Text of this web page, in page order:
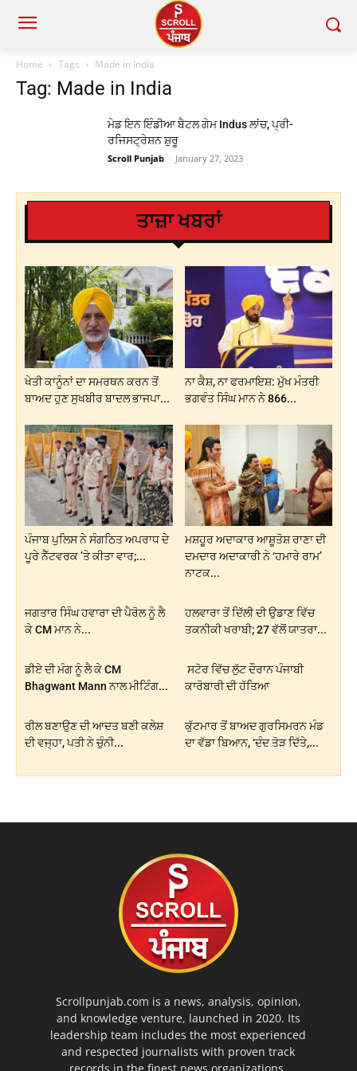
Home Tags Made in India
Tag: Made in India
ਮੇਡ ਇਨ ਇੰਡੀਆ ਬੈਟਲ ਗੇਮ Indus ਲਾਂਚ, ਪ੍ਰੀ-
ਰਜਿਸਟ੍ਰੇਸ਼ਨ ਸ਼ੁਰੂ
Scroll Punjab - January 27, 2023
ਤਾਜ਼ਾ ਖਬਰਾਂ
ਖੇਤੀ ਕਾਨੂੰਨਾਂ ਦਾ ਸਮਰਥਨ ਕਰਨ ਤੋਂ
ਬਾਅਦ ਹੁਣ ਸੁਖਬੀਰ ਬਾਦਲ ਭਾਜਪਾ...
ਨਾ ਕੈਸ਼, ਨਾ ਫਰਮਾਇਸ਼: ਮੁੱਖ ਮੰਤਰੀ
ਭਗਵੰਤ ਸਿੰਘ ਮਾਨ ਨੇ 866...
ਪੰਜਾਬ ਪੁਲਿਸ ਨੇ ਸੰਗਠਿਤ ਅਪਰਾਧ ਦੇ
ਪੂਰੇ ਨੈੱਟਵਰਕ ’ਤੇ ਕੀਤਾ ਵਾਰ;...
ਮਸ਼ਹੂਰ ਅਦਾਕਾਰ ਆਸ਼ੂਤੋਸ਼ ਰਾਣਾ ਦੀ
ਦਮਦਾਰ ਅਦਾਕਾਰੀ ਨੇ ‘ਹਮਾਰੇ ਰਾਮ’
ਨਾਟਕ...
ਜਗਤਾਰ ਸਿੰਘ ਹਵਾਰਾ ਦੀ ਪੈਰੋਲ ਨੂੰ ਲੈ
ਕੇ CM ਮਾਨ ਨੇ...
ਹਲਵਾਰਾ ਤੋਂ ਦਿੱਲੀ ਦੀ ਉਡਾਣ ਵਿੱਚ
ਤਕਨੀਕੀ ਖਰਾਬੀ; 27 ਵੱਲੋਂ ਯਾਤਰਾ...
ਡੀਏ ਦੀ ਮੰਗ ਨੂੰ ਲੈ ਕੇ CM
Bhagwant Mann ਨਾਲ ਮੀਟਿੰਗ...
ਸਟੋਰ ਵਿੱਚ ਲੁੱਟ ਦੌਰਾਨ ਪੰਜਾਬੀ
ਕਾਰੋਬਾਰੀ ਦੀ ਹੱਤਿਆ
ਰੀਲ ਬਣਾਉਣ ਦੀ ਆਦਤ ਬਣੀ ਕਲੇਸ਼
ਦੀ ਵਜ੍ਹਾ, ਪਤੀ ਨੇ ਚੁੰਨੀ...
ਕੁੱਟਮਾਰ ਤੋਂ ਬਾਅਦ ਗੁਰਸਿਮਰਨ ਮੰਡ
ਦਾ ਵੱਡਾ ਬਿਆਨ, ‘ਦੰਦ ਤੋੜ ਦਿੱਤੇ,...
Scrollpunjab.com is a news, analysis, opinion,
and knowledge venture, launched in 2020. Its
leadership team includes the most experienced
and respected journalists with proven track